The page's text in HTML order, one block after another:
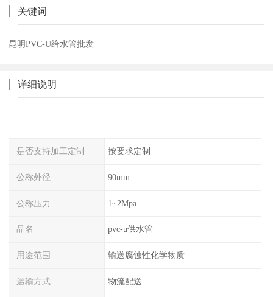
关键词
昆明PVC-U给水管批发
详细说明
是否支持加工定制 按要求定制
公称外径 90mm
公称压力 1~2Mpa
品名 pvc-u供水管
用途范围 输送腐蚀性化学物质
运输方式 物流配送